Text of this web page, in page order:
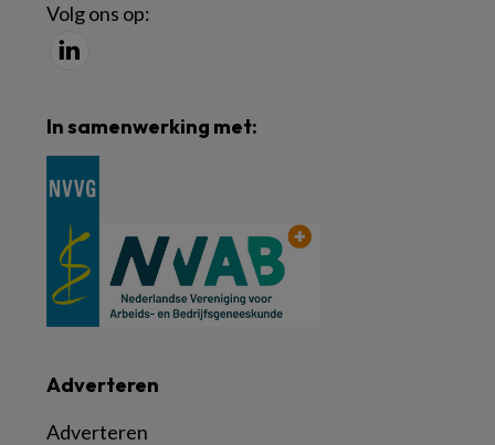
Volg ons op:
Adverteren
Adverteren
In samenwerking met: